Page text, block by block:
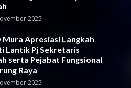
2025
Mura Apresiasi Langkah
Lantik Pj Sekretaris
serta Pejabat Fungsional
Raya
2025